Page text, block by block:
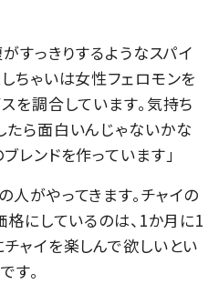
がすっきりするようなスパイ
ちゃいは女性フェロモンを
を調合しています。気持ち
たら面白いんじゃないかな
レンドを作っています」
がやってきます。チャイの
にしているのは、1か月に1
ャイを楽しんで欲しいとい
す。